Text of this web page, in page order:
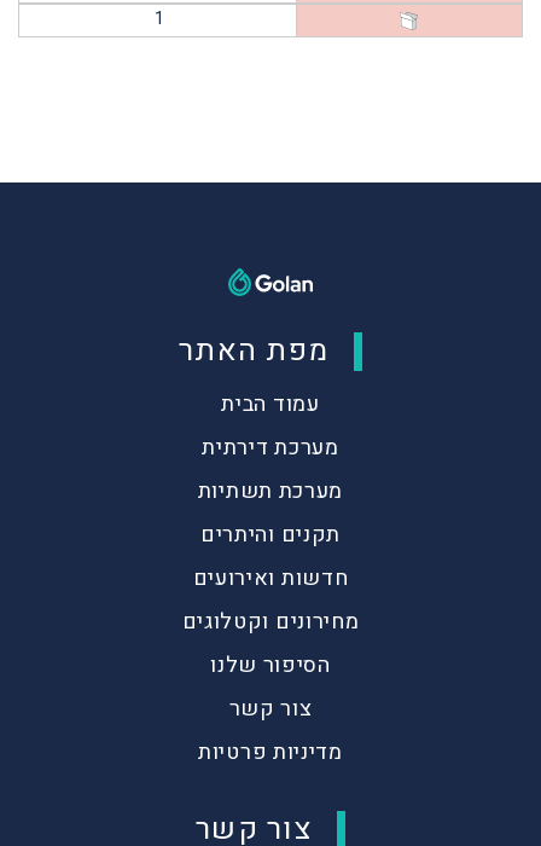
1
מפת האתר
עמוד הבית
מערכת דירתית
מערכת תשתיות
תקנים והיתרים
חדשות ואירועים
מחירונים וקטלוגים
הסיפור שלנו
צור קשר
מדיניות פרטיות
צור קשר